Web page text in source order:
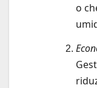
o